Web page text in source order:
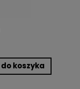
do koszyka